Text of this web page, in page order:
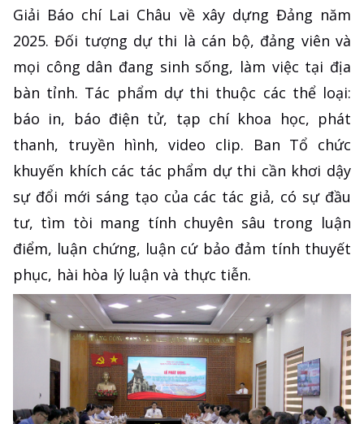
Giải Báo chí Lai Châu về xây dựng Đảng năm
2025. Đối tượng dự thi là cán bộ, đảng viên và
mọi công dân đang sinh sống, làm việc tại địa
bàn tỉnh. Tác phẩm dự thi thuộc các thể loại:
báo in, báo điện tử, tạp chí khoa học, phát
thanh, truyền hình, video clip. Ban Tổ chức
khuyến khích các tác phẩm dự thi cần khơi dậy
sự đổi mới sáng tạo của các tác giả, có sự đầu
tư, tìm tòi mang tính chuyên sâu trong luận
điểm, luận chứng, luận cứ bảo đảm tính thuyết
phục, hài hòa lý luận và thực tiễn.